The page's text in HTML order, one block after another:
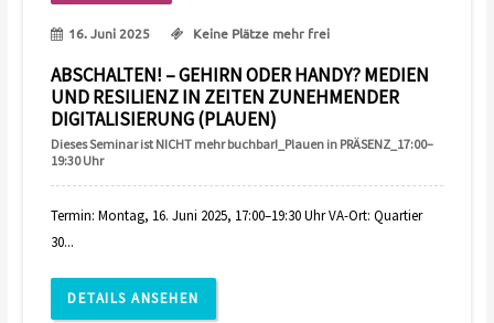
16. Juni 2025 Keine Plätze mehr frei
ABSCHALTEN! – GEHIRN ODER HANDY? MEDIEN
UND RESILIENZ IN ZEITEN ZUNEHMENDER
DIGITALISIERUNG (PLAUEN)
Dieses Seminar ist NICHT mehr buchbar!_Plauen in PRÄSENZ_17:00–
19:30 Uhr
Termin: Montag, 16. Juni 2025, 17:00–19:30 Uhr VA-Ort: Quartier
30...
DETAILS ANSEHEN